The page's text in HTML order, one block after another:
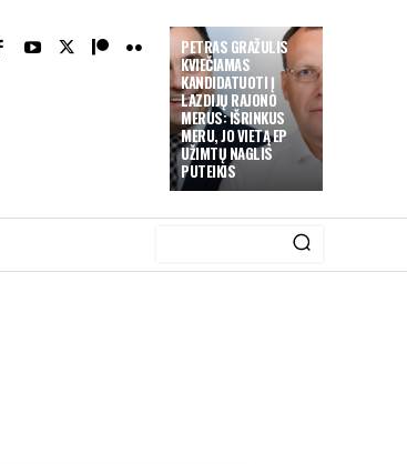
PETRAS GRAŽULIS
KVIEČIAMAS
KANDIDATUOTI Į
LAZDIJŲ RAJONO
MERUS: IŠRINKUS
MERU, JO VIETĄ EP
UŽIMTŲ NAGLIS
PUTEIKIS